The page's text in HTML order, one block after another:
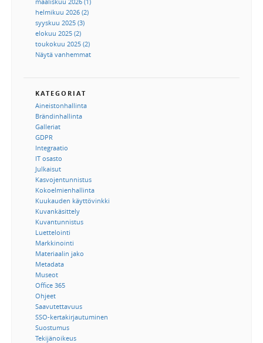
helmikuu 2026 (2)
syyskuu 2025 (3)
elokuu 2025 (2)
toukokuu 2025 (2)
Näytä vanhemmat
KATEGORIAT
Aineistonhallinta
Brändinhallinta
Galleriat
GDPR
Integraatio
IT osasto
Julkaisut
Kasvojentunnistus
Kokoelmienhallinta
Kuukauden käyttövinkki
Kuvankäsittely
Kuvantunnistus
Luettelointi
Markkinointi
Materiaalin jako
Metadata
Museot
Office 365
Ohjeet
Saavutettavuus
SSO-kertakirjautuminen
Suostumus
Tekijänoikeus